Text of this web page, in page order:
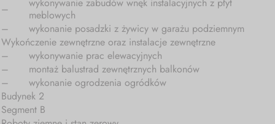
–
meblowych
–
wykonanie posadzki z żywicy w garażu podziemnym
Wykończenie zewnętrzne oraz instalacje zewnętrzne
–
wykonywanie prac elewacyjnych
–
montaż balustrad zewnętrznych balkonów
–
wykonanie ogrodzenia ogródków
Budynek 2
Segment B